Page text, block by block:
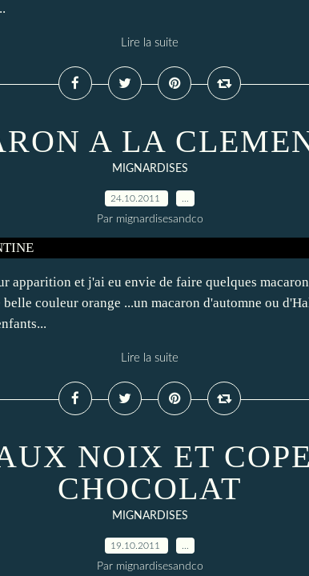
Lire la suite
A LA
MIGNARDISES
24.10.2011
Par mignardisesandco
apparition et j'ai eu envie de faire quelques
couleur orange ...un macaron d'automne ou
Lire la suite
NOIX ET
CHOCOLAT
MIGNARDISES
19.10.2011
Par mignardisesandco